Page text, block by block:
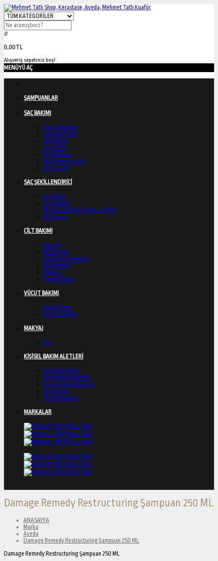
0
0,00TL
Alışveriş sepetiniz boş!
MENÜYÜ AÇ
ŞAMPUANLAR
SAÇ BAKIMI
Kuru Şampuan
Saç Bakım Seti
Saç Boyası
Saç Kremi
Saç Maskesi
Saç Serum ve Yağı
Saç Toniği
SAÇ ŞEKİLLENDİRİCİ
Saç Jölesi
Saç Köpüğü
Saç Şekillendirici Krem ve Wax
Saç Spreyi
CİLT BAKIMI
Duş Jeli
Bakım Yağı
Ayak Koku Önleyici
Ayak Kremi
El Kremi
Tırnak Bakım
VÜCUT BAKIMI
Vücut Kremi
Vücut Peelingi
MAKYAJ
Oje
KİŞİSEL BAKIM ALETLERİ
Saç Düzleştirici
Saç Kesme Makinesi
Saç Kurutma Makinesi
Saç Maşası
Tıraş Makinesi
MARKALAR
Damage Remedy Restructuring Şampuan 250 ML
ANASAYFA
Marka
Aveda
Damage Remedy Restructuring Şampuan 250 ML
Damage Remedy Restructuring Şampuan 250 ML